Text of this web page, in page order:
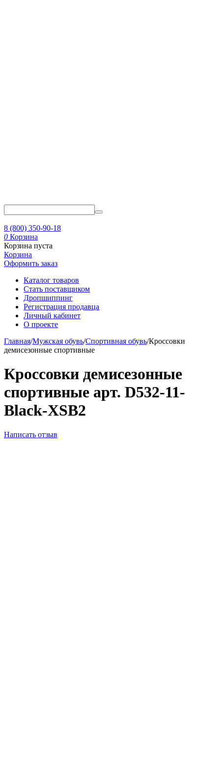
8 (800) 350-90-18
0 Корзина
Корзина пуста
Корзина
Оформить заказ
Каталог товаров
Стать поставщиком
Дропшиппинг
Регистрация продавца
Личный кабинет
О проекте
Главная/Мужская обувь/Спортивная обувь/Кроссовки
демисезонные спортивные
Кроссовки демисезонные
спортивные арт. D532-11-
Black-XSB2
Написать отзыв